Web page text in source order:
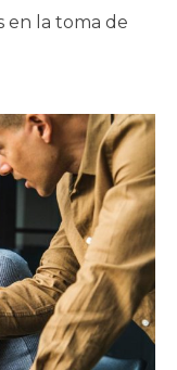
en la toma de